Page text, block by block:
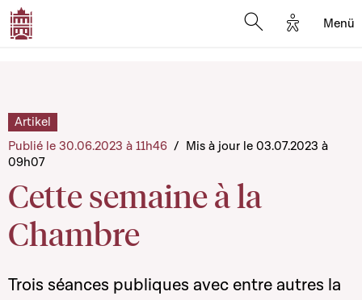
Options
Menü
Cette semaine à la
Chambre
Artikel
Publié le 30.06.2023 à 11h46 / Mis à jour le 03.07.2023 à
09h07
Trois séances publiques avec entre autres la